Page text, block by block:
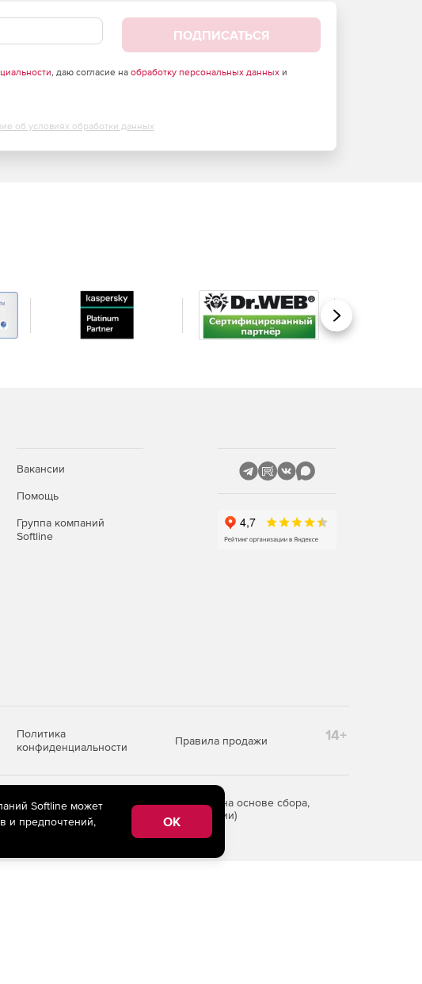
ПОДПИСАТЬСЯ
, даю согласие на обработку персональных данныхи
об условиях обработки данных
Вперед
Вакансии
Помощь
Группа компаний
Softline
Политика
конфиденциальности
Правила продажи 14+
предоставления информации на основе сбора,
на территории Российской Федерации)
Softline может
и предпочтений,
OK